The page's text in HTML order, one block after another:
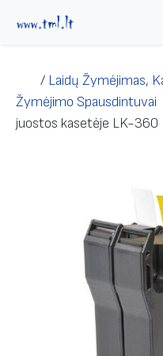
/ Laidų Žymėjimas,
Žymėjimo Spausdintuvai
juostos kasetėje LK-360